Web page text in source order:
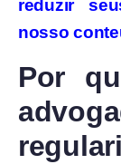
reduzir
nosso
Por